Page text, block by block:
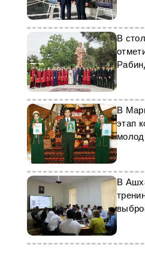
В
В
этап
В